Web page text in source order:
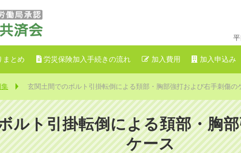
平
まとめ 労災保険加入手続きの流れ 加入費用 加入申込み
集 玄関土間でのボルト引掛転倒による頚部・胸部強打および右手刺傷の
ルト引掛転倒による頚部・胸
ケース